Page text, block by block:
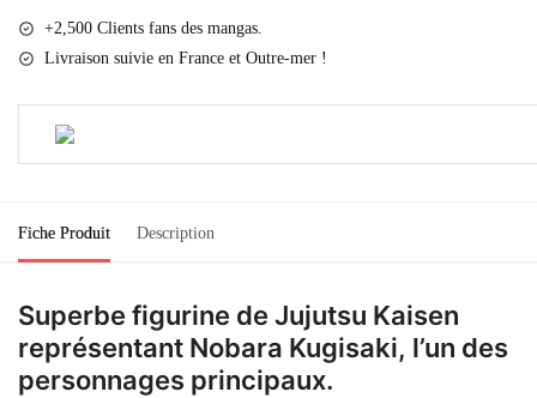
+2,500 Clients fans des mangas.
Livraison suivie en France et Outre-mer !
Fiche Produit Description
Superbe figurine de Jujutsu Kaisen
représentant Nobara Kugisaki, l’un des
personnages principaux.